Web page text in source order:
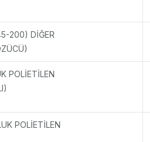
200) DİĞER
POLİETİLEN
POLİETİLEN